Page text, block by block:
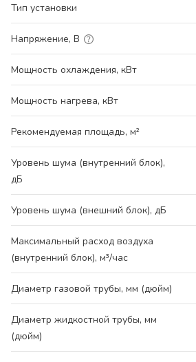
Тип установки
Напряжение, В
Мощность охлаждения, кВт
Мощность нагрева, кВт
Рекомендуемая площадь, м²
Уровень шума (внутренний блок),
дБ
Уровень шума (внешний блок), дБ
Максимальный расход воздуха
(внутренний блок), м³/час
Диаметр газовой трубы, мм (дюйм)
Диаметр жидкостной трубы, мм
(дюйм)